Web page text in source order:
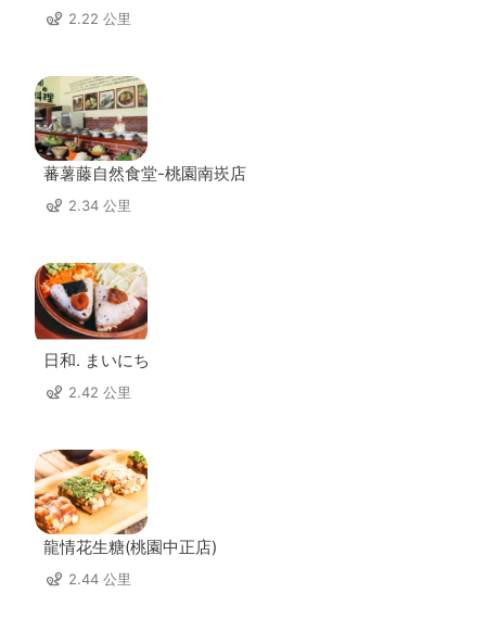
2.22 公里
蕃薯藤自然食堂-桃園南崁店
2.34 公里
日和. まいにち
2.42 公里
龍情花生糖(桃園中正店)
2.44 公里